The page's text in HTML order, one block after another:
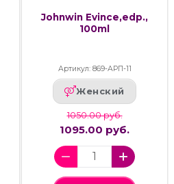
Johnwin Evince,edp.,
100ml
Артикул: 869-АРП-11
Женский
1050.00 руб.
1095.00 руб.